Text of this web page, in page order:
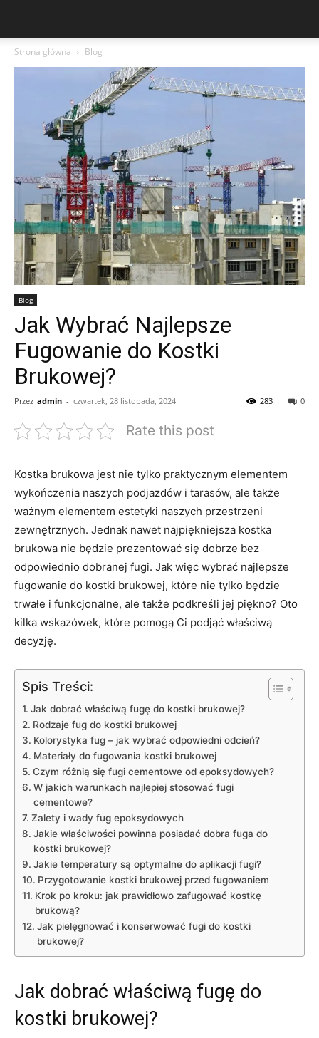
Strona główna Blog
Blog
Jak Wybrać Najlepsze
Fugowanie do Kostki
Brukowej?
Przez admin - czwartek, 28 listopada, 2024 0
283
Rate this post
Kostka ​brukowa jest nie‌ tylko ⁤praktycznym‍ elementem
wykończenia naszych‍ podjazdów i tarasów,⁤ ale także
ważnym elementem estetyki⁢ naszych przestrzeni
zewnętrznych. Jednak nawet najpiękniejsza kostka
brukowa nie będzie ​prezentować ⁤się dobrze bez
odpowiednio ‍dobranej fugi. Jak więc wybrać najlepsze
fugowanie do kostki brukowej, które nie tylko będzie
trwałe ‌i funkcjonalne,‍ ale także podkreśli jej piękno? Oto
kilka wskazówek, które ‍pomogą Ci podjąć właściwą
decyzję.
Spis Treści:
Jak dobrać właściwą fugę ​do kostki​ brukowej?
Rodzaje fug do kostki brukowej
Kolorystyka fug – jak‍ wybrać odpowiedni⁤ odcień?
Materiały do fugowania kostki brukowej
Czym różnią się fugi cementowe od ⁢epoksydowych?
W jakich warunkach najlepiej stosować fugi⁤
cementowe?
Zalety i wady ⁤fug epoksydowych
Jakie właściwości powinna posiadać ⁤dobra fuga ​do
⁣kostki brukowej?
Jakie temperatury są optymalne do⁢ aplikacji fugi?
Przygotowanie kostki ⁢brukowej przed fugowaniem
Krok po kroku: jak prawidłowo zafugować ⁣kostkę
brukową?
Jak ⁢pielęgnować i konserwować fugi do kostki
brukowej?
Jak dobrać właściwą fugę ​do
kostki​ brukowej?